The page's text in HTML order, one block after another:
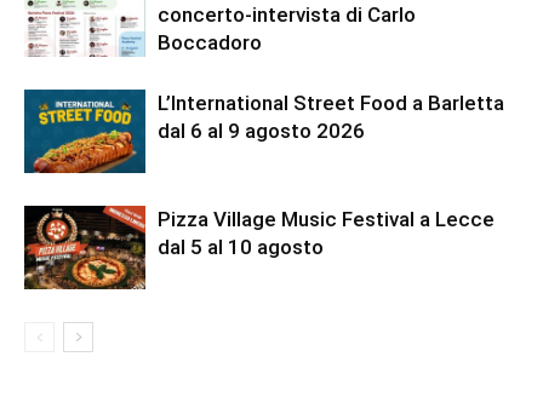
concerto-intervista di Carlo
Boccadoro
L’International Street Food a Barletta
dal 6 al 9 agosto 2026
Pizza Village Music Festival a Lecce
dal 5 al 10 agosto